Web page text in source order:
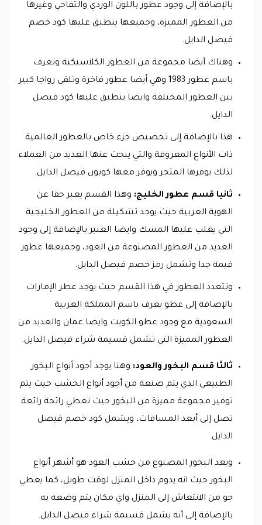
بالإضافة إلى وجود عطور باللون الوردي والتفاحي وغيرها
من العطور المميزة، وجميعها ينطبق عليها كود خصم
فيصل الدايل.
وهناك أيضا مجموعة من العطور الكلاسيكية وتعرف
باسم عطور 1983 وهي أيضا عطور فاخرة وتلقى رواجا كبير
بين العطور المختلفة وايضا ينطبق عليها كود فيصل
الدايل.
هذا بالإضافة إلى تخصيص جزء خاص بالعطور العالمية
ذات الأنواع المعروفة والتي يبحث عنها العديد من العملاء
لذلك يوفرها المتجر ويوفر معها كوبون فيصل الدايل.
ثانيا قسم عطور الخليج: وهذا القسم يعبر حقا عن
الهوية العربية حيث يوجد تشكيلة من العطور الخليجية
التي يغلب عليها المسك وايضا العنبر بالإضافة إلى وجود
العديد من العطور المصنوعة من العود، وجميعها عطور
قيمة جدا وتشمل رمز خصم فيصل الدايل.
وتتعدد العطور في هذا القسم حيث يوجد عطر الإمارات
بالإضافة إلى عطو يعرف باسم المملكة العربية
السعودية مع وجود عطو الكويت وايضا عمان والعديد من
العطور المميزة التي تشمل قسيمة شراء فيصل الدايل.
ثالثا قسم البخور والعود: وهنا يوجد أجود أنواع البخور
الطبيعي الذي يتم صنعة من أجود أنواع الخشب حيث يتم
توفير مجموعة مميزة من البخور حيث تعطي رائحة رائعة
تصل إلى أبعد المسافات، ويشمل كود خصم فيصل
الدايل.
ويعد البخور المصنوع من خشب العود هو أشهر أنواع
البخور حيث انه يدوم داخل المنزل لوقت طويل، كما يعطي
جو من الانتعاش إلى المنزل واي مكان يتم وضعه به
بالإضافة إلى أنه يشمل قسيمة شراء فيصل الدايل.